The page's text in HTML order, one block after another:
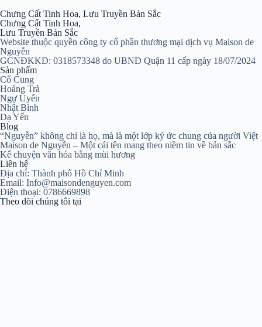
Chưng Cất Tinh Hoa, Lưu Truyền Bản Sắc
Chưng Cất Tinh Hoa,
Lưu Truyền Bản Sắc
Website thuộc quyền công ty cổ phần thương mại dịch vụ Maison de
Nguyễn
GCNĐKKD: 0318573348 do UBND Quận 11 cấp ngày 18/07/2024
Sản phẩm
Cố Cung
Hoàng Trà
Ngự Uyển
Nhật Bình
Dạ Yến
Blog
“Nguyễn” không chỉ là họ, mà là một lớp ký ức chung của người Việt
Maison de Nguyễn – Một cái tên mang theo niềm tin về bản sắc
Kể chuyện văn hóa bằng mùi hương
Liên hệ
Địa chỉ: Thành phố Hồ Chí Minh
Email: Info@maisondenguyen.com
Điện thoại: 0786669898
Theo dõi chúng tôi tại